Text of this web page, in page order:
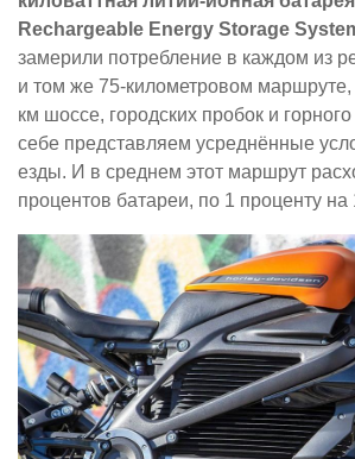
Rechargeable Energy Storage
замерили потребление в каждом из
и том же 75-километровом
км шоссе, городских пробок и
себе представляем усреднённые
езды. И в среднем этот маршрут
процентов батареи, по 1 проценту на